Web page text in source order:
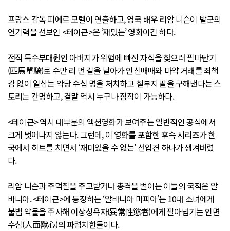
프랑스 감독 피에르 모렐이 연출하고, 영국 배우 리암 니슨이 발군의
연기력을 선보인 <테이큰>은 ‘재밌는’ 영화이긴 하다.
전직 특수부대원인 아버지가 위험에 빠진 자식을 찾으러 필마단기
(匹馬單騎)로 수만 리 먼 길을 날아가 인신매매와 마약 거래를 죄책
감 없이 일삼는 악당 수십 명을 처치하고 철부지 딸을 구해낸다는 스
토리는 간명하고, 결말 역시 누구나 짐작이 가능하다.
<테이큰> 역시 대부분의 액션영화가 보여주는 일반적인 공식에서
크게 벗어나지 않는다. 그런데, 이 영화를 포함한 후속 시리즈가 한
국에서 히트를 치면서 ‘재미있을 수 없는’ 선입견 하나가 생겨버렸
다.
리암 니슨과 주먹질을 주고받거나 총격을 벌이는 이들의 국적은 알
바니아. <테이큰>에 등장하는 ‘알바니아 마피아’는 10대 소녀에게
불법 약물을 주사해 이상성욕자(異常性慾者)에게 팔아넘기는 인면
수심(人面獸心)의 파렴치한들이다.